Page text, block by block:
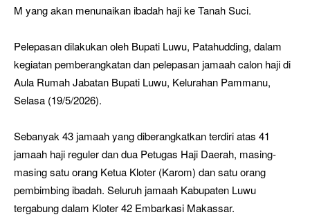
M yang akan menunaikan ibadah haji ke Tanah Suci.
Pelepasan dilakukan oleh Bupati Luwu, Patahudding, dalam
kegiatan pemberangkatan dan pelepasan jamaah calon haji di
Aula Rumah Jabatan Bupati Luwu, Kelurahan Pammanu,
Selasa (19/5/2026).
Sebanyak 43 jamaah yang diberangkatkan terdiri atas 41
jamaah haji reguler dan dua Petugas Haji Daerah, masing-
masing satu orang Ketua Kloter (Karom) dan satu orang
pembimbing ibadah. Seluruh jamaah Kabupaten Luwu
tergabung dalam Kloter 42 Embarkasi Makassar.